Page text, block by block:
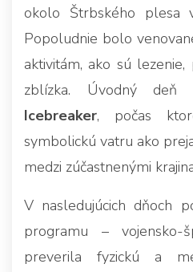
okolo Štrbského plesa
Popoludnie bolo
aktivitám, ako sú
zblízka. Úvodný deň
Icebreaker, počas
symbolickú vatru ako
medzi zúčastnenými
V nasledujúcich dňoch
programu – vojensko-
preverila fyzickú a